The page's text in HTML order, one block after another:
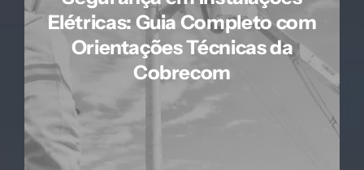
Elétricas: Guia Completo com
Orientações Técnicas da
Cobrecom